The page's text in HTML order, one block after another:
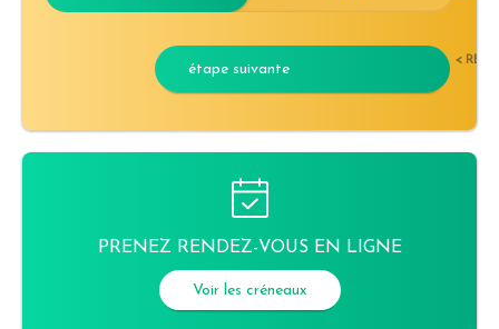
étape suivante <
PRENEZ RENDEZ-VOUS EN LIGNE
Voir les créneaux